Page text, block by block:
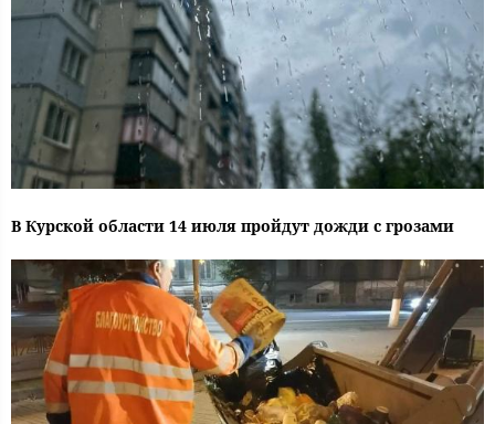
В Курской области 14 июля пройдут дожди с грозами